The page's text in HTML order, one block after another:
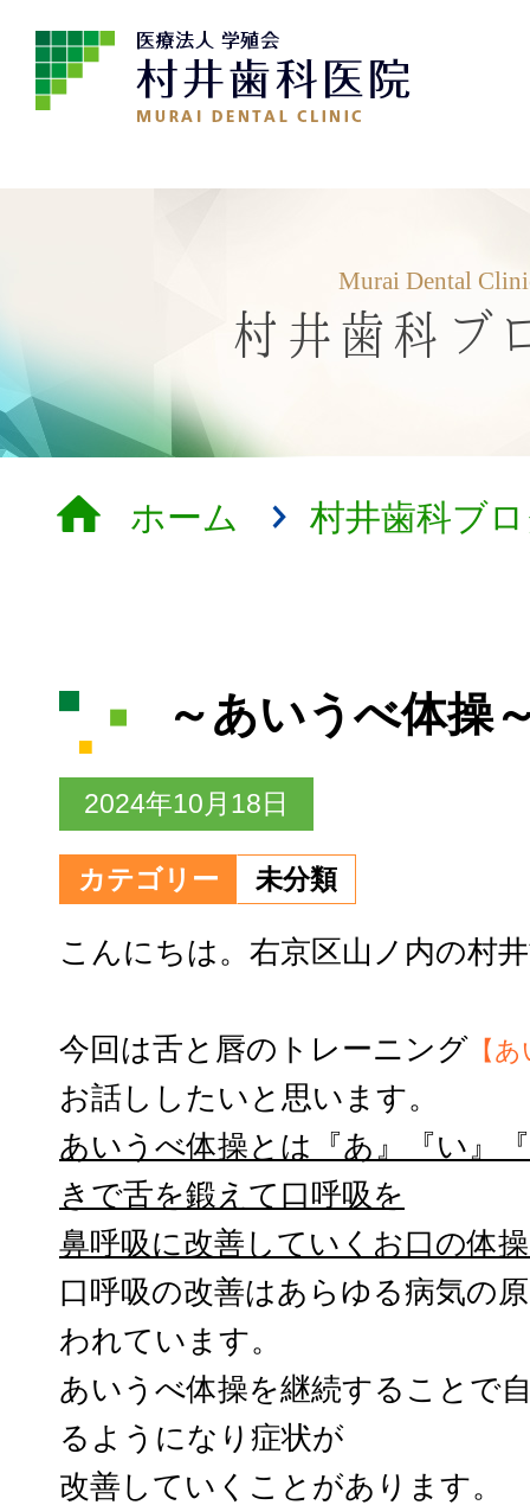
Murai Dental
村井歯科ブ
ホーム 村井歯科ブ
～あいうべ体操
2024年10月18日
カテゴリー 未分類
こんにちは。右京区山ノ内の村
今回は舌と唇のトレーニング 【
お話ししたいと思います。
あいうべ体操とは『あ』『い』
きで舌を鍛えて口呼吸を
鼻呼吸に改善していくお口の体
口呼吸の改善はあらゆる病気の
われています。
あいうべ体操を継続することで
るようになり症状が
改善していくことがあります。